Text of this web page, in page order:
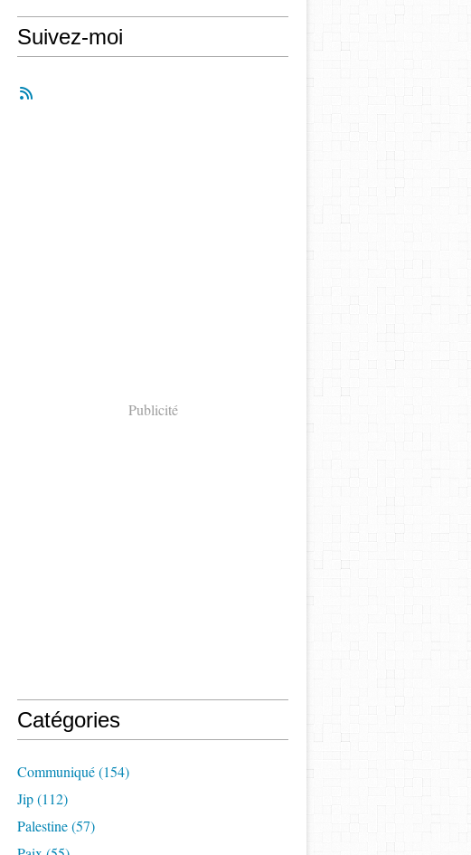
Suivez-moi
Publicité
Catégories
Communiqué(154)
Jip(112)
Palestine(57)